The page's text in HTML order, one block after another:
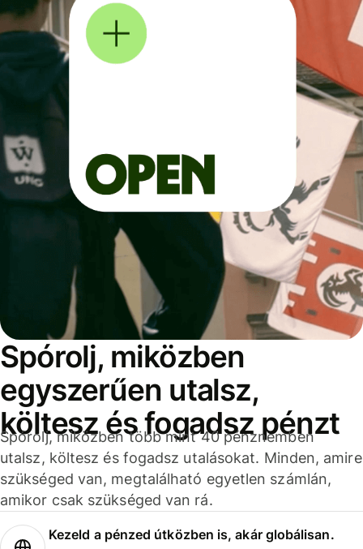
Spórolj, miközben
egyszerűen utalsz,
költesz és fogadsz pénzt
Spórolj, miközben több mint 40 pénznemben
utalsz, költesz és fogadsz utalásokat. Minden, amire
szükséged van, megtalálható egyetlen számlán,
amikor csak szükséged van rá.
Kezeld a pénzed útközben is, akár globálisan.